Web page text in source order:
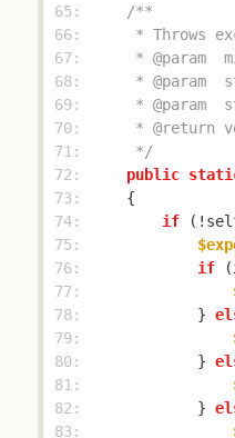
65:
66:
67:
68:
69:
70:
71:
     */
72:
public
73:
74:
if
75:
76:
if (
77:
78:
            }
79:
80:
            }
81:
82:
            }
83: